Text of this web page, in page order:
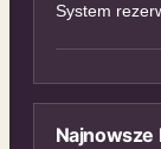
System
Najnowsze